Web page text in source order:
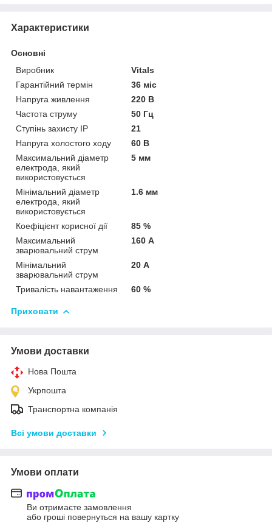
Характеристики
Основні
Виробник
Vitals
Гарантійний термін
36 міс
Напруга живлення
220 В
Частота струму
50 Гц
Ступінь захисту IP
21
Напруга холостого ходу
60 В
Максимальний діаметр
електрода, який
використовується
5 мм
Мінімальний діаметр
електрода, який
використовується
1.6 мм
Коефіцієнт корисної дії
85 %
Максимальний
зварювальний струм
160 А
Мінімальний
зварювальний струм
20 А
Тривалість навантаження 60 %
Приховати
Умови доставки
Нова Пошта
Укрпошта
Транспортна компанія
Всі умови доставки
Умови оплати
Ви отримаєте замовлення
або гроші повернуться на вашу картку